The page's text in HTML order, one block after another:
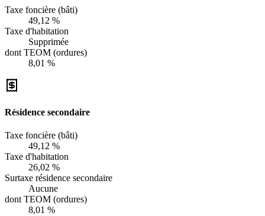
Taxe foncière (bâti)
49,12 %
Taxe d'habitation
Supprimée
dont TEOM (ordures)
8,01 %
Résidence secondaire
Taxe foncière (bâti)
49,12 %
Taxe d'habitation
26,02 %
Surtaxe résidence secondaire
Aucune
dont TEOM (ordures)
8,01 %